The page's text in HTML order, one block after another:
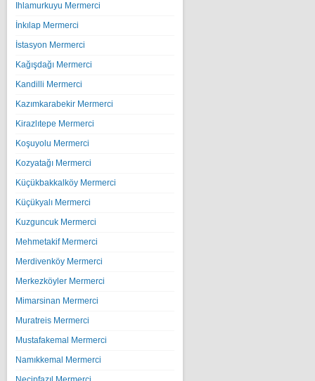
Ihlamurkuyu Mermerci
İnkılap Mermerci
İstasyon Mermerci
Kağışdağı Mermerci
Kandilli Mermerci
Kazımkarabekir Mermerci
Kirazlıtepe Mermerci
Koşuyolu Mermerci
Kozyatağı Mermerci
Küçükbakkalköy Mermerci
Küçükyalı Mermerci
Kuzguncuk Mermerci
Mehmetakif Mermerci
Merdivenköy Mermerci
Merkezköyler Mermerci
Mimarsinan Mermerci
Muratreis Mermerci
Mustafakemal Mermerci
Namıkkemal Mermerci